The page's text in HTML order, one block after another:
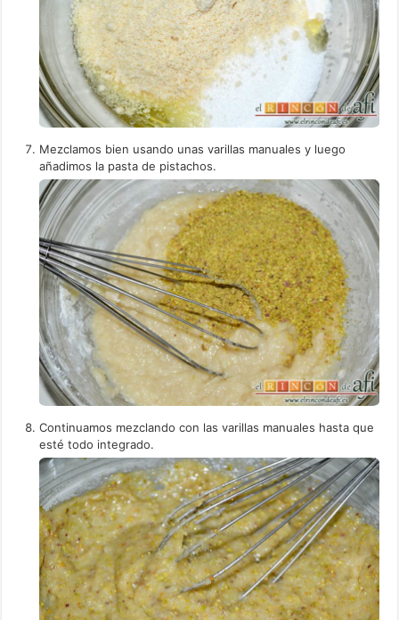
Mezclamos bien usando unas varillas manuales y luego
añadimos la pasta de pistachos.
Continuamos mezclando con las varillas manuales hasta que
esté todo integrado.